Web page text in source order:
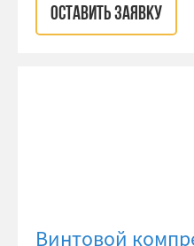
ОСТАВИТЬ ЗАЯВКУ
Винтовой